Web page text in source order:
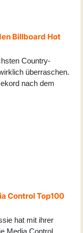
Billboard Hot
Country-
überraschen.
nach dem
Control Top100
hat mit ihrer